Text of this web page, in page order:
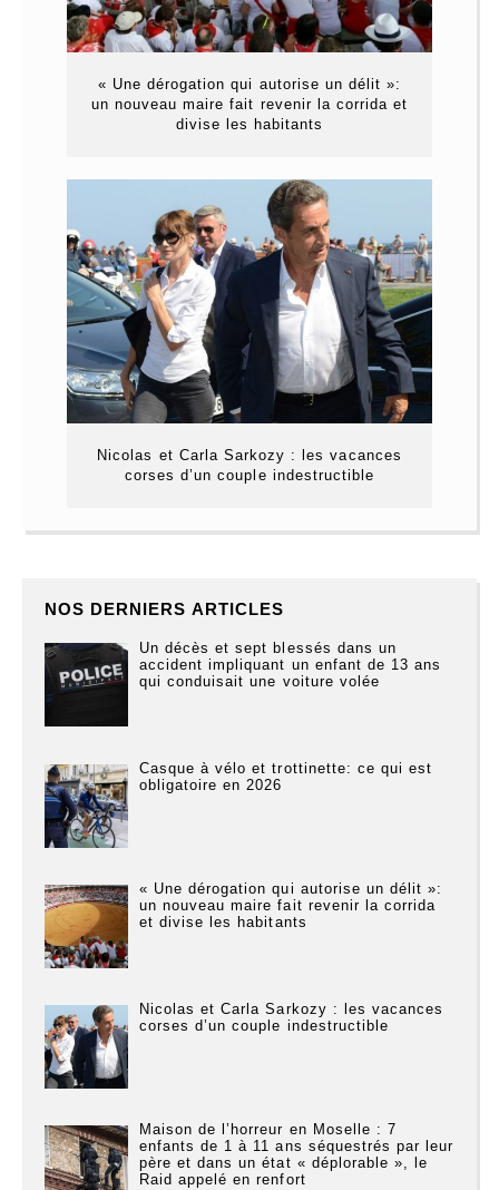
« Une dérogation qui autorise un délit »:
un nouveau maire fait revenir la corrida et
divise les habitants
Nicolas et Carla Sarkozy : les vacances
corses d’un couple indestructible
NOS DERNIERS ARTICLES
Un décès et sept blessés dans un
accident impliquant un enfant de 13 ans
qui conduisait une voiture volée
Casque à vélo et trottinette: ce qui est
obligatoire en 2026
« Une dérogation qui autorise un délit »:
un nouveau maire fait revenir la corrida
et divise les habitants
Nicolas et Carla Sarkozy : les vacances
corses d’un couple indestructible
Maison de l’horreur en Moselle : 7
enfants de 1 à 11 ans séquestrés par leur
père et dans un état « déplorable », le
Raid appelé en renfort